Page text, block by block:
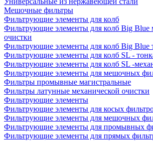
Мешочные фильтры
Фильтрующие элементы для колб
Фильтрующие элементы для колб Big Blue
очистки
Фильтрующие элементы для колб Big Blue
Фильтрующие элементы для колб SL -
Фильтрующие элементы для колб SL -
Фильтрующие элементы для мешочных
Фильтры промывные магистральные
Фильтры латунные механической очистки
Фильтрующие элементы
Фильтрующие элементы для косых
Фильтрующие элементы для мешочных
Фильтрующие элементы для промывных
Фильтрующие элементы для прямых